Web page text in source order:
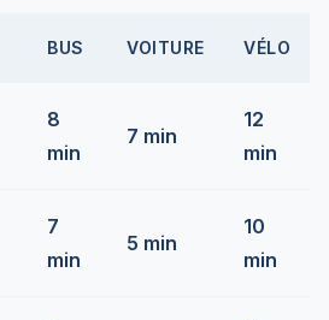
BUS VOITURE VÉLO
8
min
7 min
12
min
7
min
5 min
10
min